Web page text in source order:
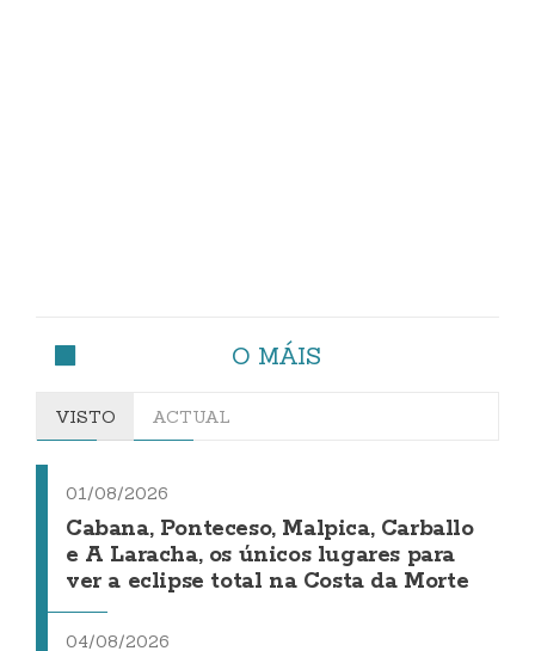
O MÁIS
VISTO ACTUAL
01/08/2026
Cabana, Ponteceso, Malpica, Carballo
e A Laracha, os únicos lugares para
ver a eclipse total na Costa da Morte
04/08/2026